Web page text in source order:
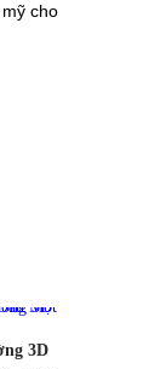
cho
3D